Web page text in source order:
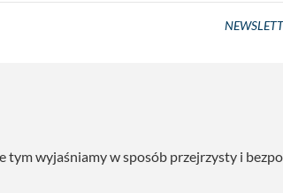
tym wyjaśniamy w sposób przejrzysty i